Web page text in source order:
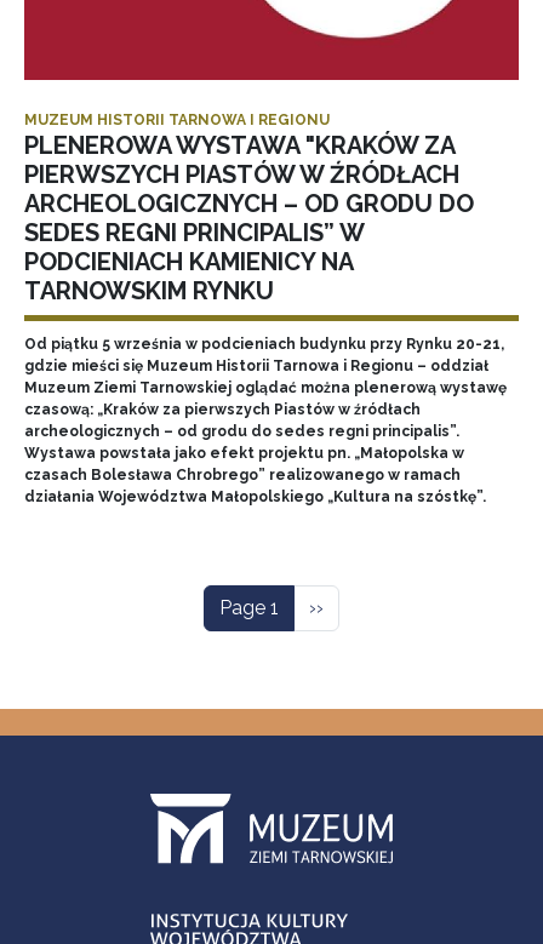
MUZEUM HISTORII TARNOWA I REGIONU
PLENEROWA WYSTAWA "KRAKÓW ZA
PIERWSZYCH PIASTÓW W ŹRÓDŁACH
ARCHEOLOGICZNYCH – OD GRODU DO
SEDES REGNI PRINCIPALIS” W
PODCIENIACH KAMIENICY NA
TARNOWSKIM RYNKU
Od piątku 5 września w podcieniach budynku przy Rynku 20-21,
gdzie mieści się Muzeum Historii Tarnowa i Regionu – oddział
Muzeum Ziemi Tarnowskiej oglądać można plenerową wystawę
czasową: „Kraków za pierwszych Piastów w źródłach
archeologicznych – od grodu do sedes regni principalis”.
Wystawa powstała jako efekt projektu pn. „Małopolska w
czasach Bolesława Chrobrego” realizowanego w ramach
działania Województwa Małopolskiego „Kultura na szóstkę”.
Page 1 Next page
››